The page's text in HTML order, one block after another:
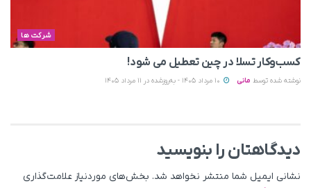
شرکت ها
کسب‌وکار تسلا در چین تعطیل می‌ شود!
نوشته شده توسط مانی
دیدگاهتان را بنویسید
نشانی ایمیل شما منتشر نخواهد شد. بخش‌های موردنیاز علامت‌گذاری